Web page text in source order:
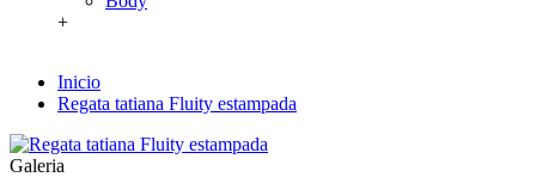
+
Inicio
Regata tatiana Fluity estampada
Galeria